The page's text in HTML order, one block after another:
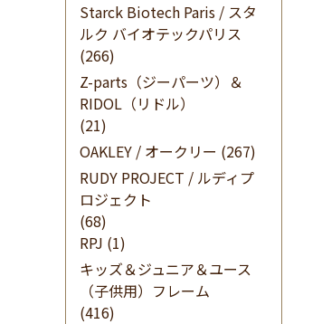
Starck Biotech Paris / スタ
ルク バイオテックパリス
(266)
Z-parts（ジーパーツ）＆
RIDOL（リドル）
(21)
OAKLEY / オークリー (267)
RUDY PROJECT / ルディプ
ロジェクト
(68)
RPJ (1)
キッズ＆ジュニア＆ユース
（子供用）フレーム
(416)